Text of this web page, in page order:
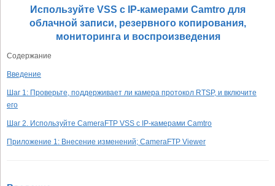
Используйте VSS с IP-камерами Camtro для
облачной записи, резервного копирования,
мониторинга и воспроизведения
Содержание
Введение
Шаг 1: Проверьте, поддерживает ли камера протокол RTSP, и включите
его
Шаг 2. Используйте CameraFTP VSS с IP-камерами Camtro
Приложение 1: Внесение изменений; CameraFTP Viewer